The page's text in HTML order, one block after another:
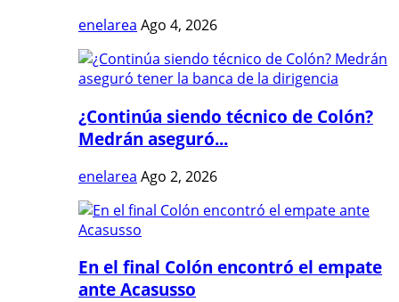
enelarea Ago 4, 2026
¿Continúa siendo técnico de Colón?
Medrán aseguró...
enelarea Ago 2, 2026
En el final Colón encontró el empate
ante Acasusso